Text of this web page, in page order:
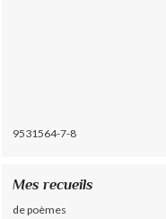
9531564-7-8
Mes recueils
de poèmes